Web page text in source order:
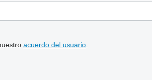
acuerdo del usuario.